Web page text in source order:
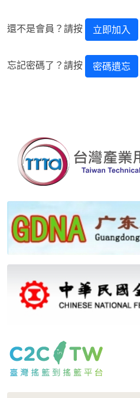
還不是會員？請按 立即加入
忘記密碼了？請按 密碼遺忘